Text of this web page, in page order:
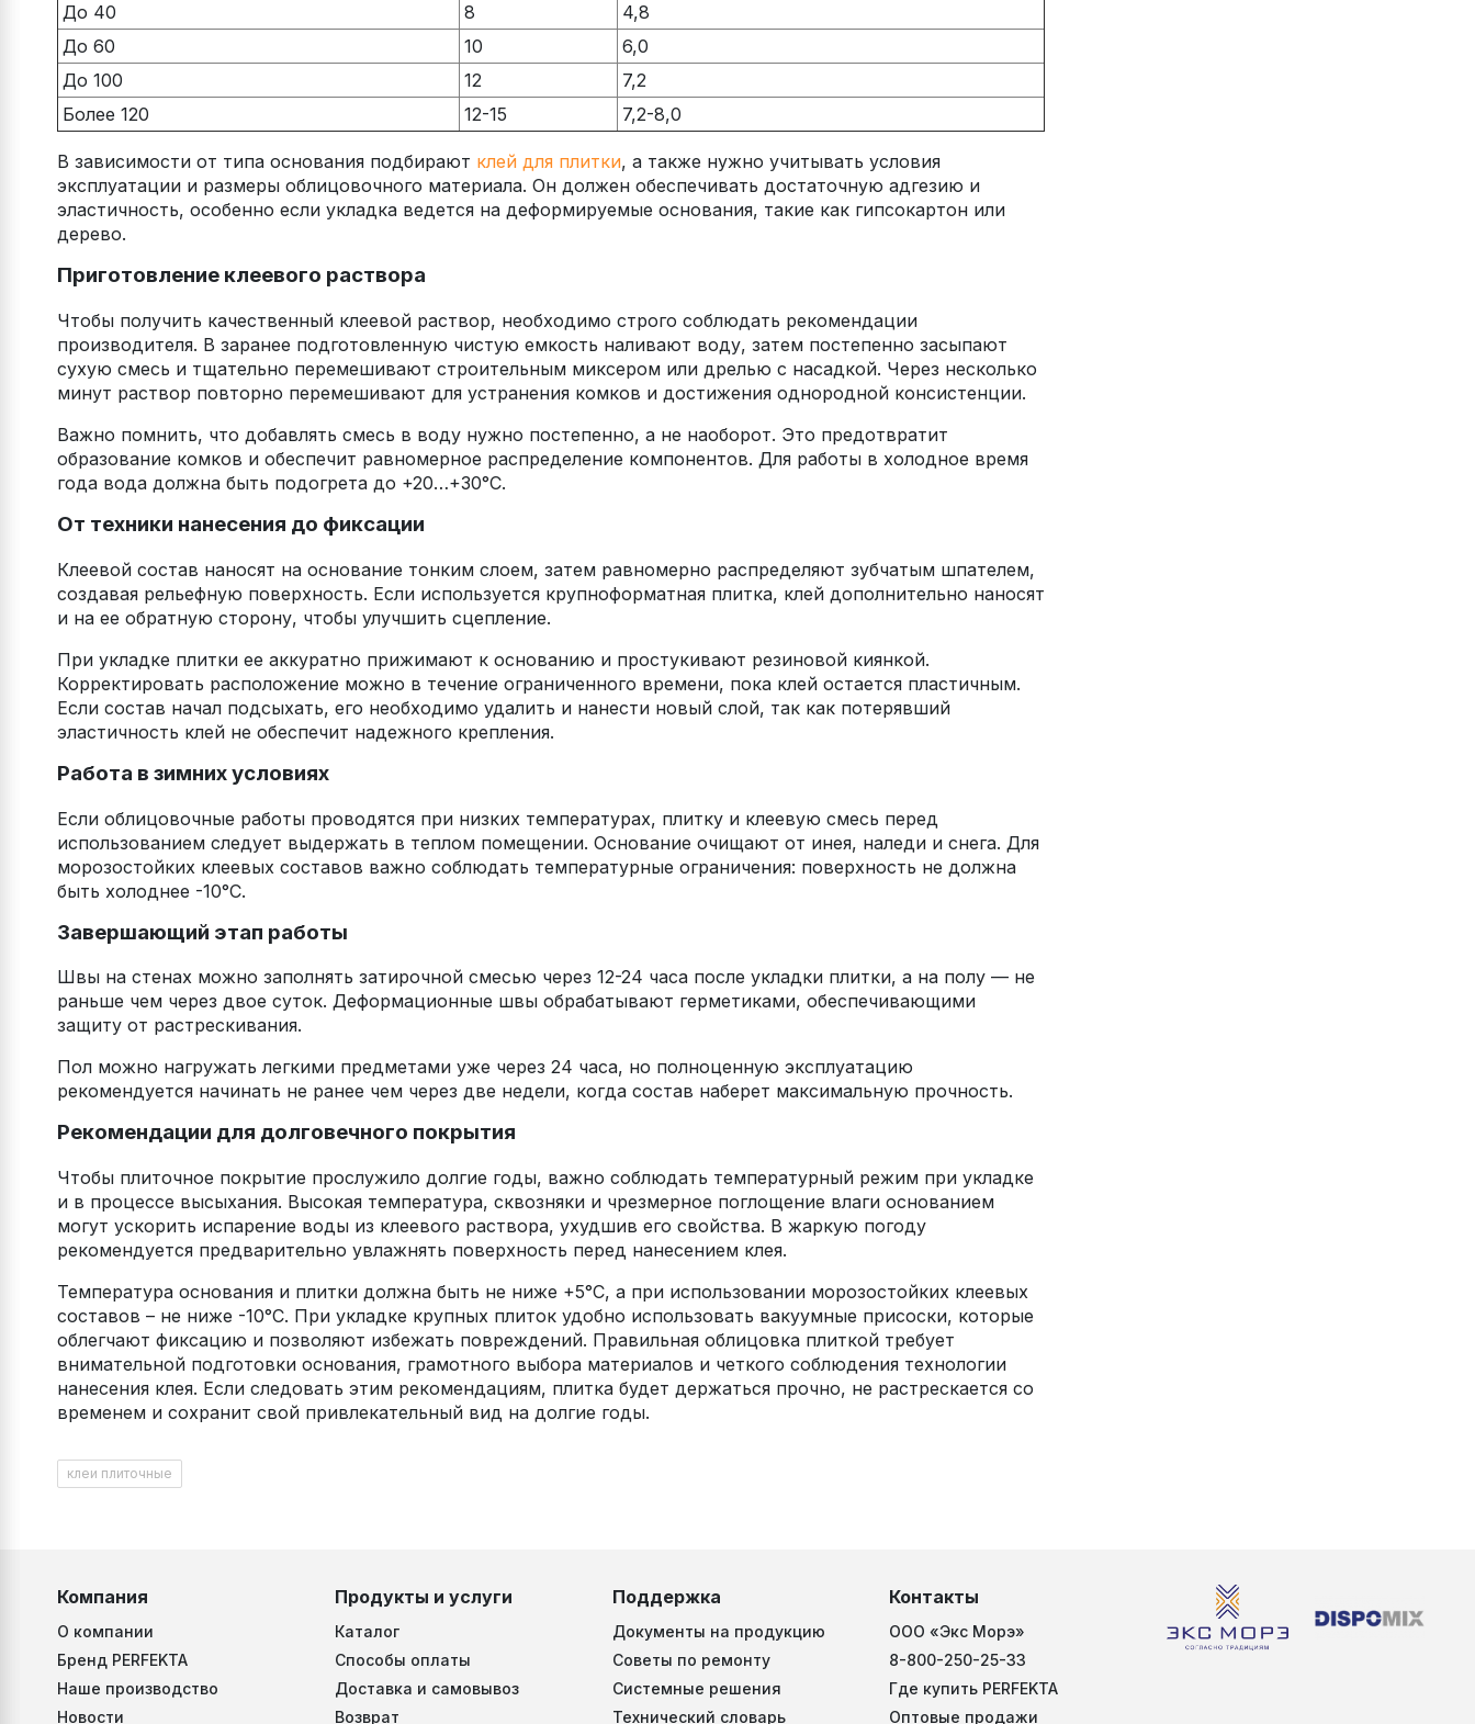
До 40
8
4,8
До 60
10
6,0
До 100
12
7,2
Более 120
12-15 7,2-8,0
В зависимости от типа основания подбирают клей для плитки, а также нужно учитывать условия
эксплуатации и размеры облицовочного материала. Он должен обеспечивать достаточную адгезию и
эластичность, особенно если укладка ведется на деформируемые основания, такие как гипсокартон или
дерево.
Приготовление клеевого раствора
Чтобы получить качественный клеевой раствор, необходимо строго соблюдать рекомендации
производителя. В заранее подготовленную чистую емкость наливают воду, затем постепенно засыпают
сухую смесь и тщательно перемешивают строительным миксером или дрелью с насадкой. Через несколько
минут раствор повторно перемешивают для устранения комков и достижения однородной консистенции.
Важно помнить, что добавлять смесь в воду нужно постепенно, а не наоборот. Это предотвратит
образование комков и обеспечит равномерное распределение компонентов. Для работы в холодное время
года вода должна быть подогрета до +20…+30°C.
От техники нанесения до фиксации
Клеевой состав наносят на основание тонким слоем, затем равномерно распределяют зубчатым шпателем,
создавая рельефную поверхность. Если используется крупноформатная плитка, клей дополнительно наносят
и на ее обратную сторону, чтобы улучшить сцепление.
При укладке плитки ее аккуратно прижимают к основанию и простукивают резиновой киянкой.
Корректировать расположение можно в течение ограниченного времени, пока клей остается пластичным.
Если состав начал подсыхать, его необходимо удалить и нанести новый слой, так как потерявший
эластичность клей не обеспечит надежного крепления.
Работа в зимних условиях
Если облицовочные работы проводятся при низких температурах, плитку и клеевую смесь перед
использованием следует выдержать в теплом помещении. Основание очищают от инея, наледи и снега. Для
морозостойких клеевых составов важно соблюдать температурные ограничения: поверхность не должна
быть холоднее -10°C.
Завершающий этап работы
Швы на стенах можно заполнять затирочной смесью через 12-24 часа после укладки плитки, а на полу — не
раньше чем через двое суток. Деформационные швы обрабатывают герметиками, обеспечивающими
защиту от растрескивания.
Пол можно нагружать легкими предметами уже через 24 часа, но полноценную эксплуатацию
рекомендуется начинать не ранее чем через две недели, когда состав наберет максимальную прочность.
Рекомендации для долговечного покрытия
Чтобы плиточное покрытие прослужило долгие годы, важно соблюдать температурный режим при укладке
и в процессе высыхания. Высокая температура, сквозняки и чрезмерное поглощение влаги основанием
могут ускорить испарение воды из клеевого раствора, ухудшив его свойства. В жаркую погоду
рекомендуется предварительно увлажнять поверхность перед нанесением клея.
Температура основания и плитки должна быть не ниже +5°C, а при использовании морозостойких клеевых
составов – не ниже -10°C. При укладке крупных плиток удобно использовать вакуумные присоски, которые
облегчают фиксацию и позволяют избежать повреждений. Правильная облицовка плиткой требует
внимательной подготовки основания, грамотного выбора материалов и четкого соблюдения технологии
нанесения клея. Если следовать этим рекомендациям, плитка будет держаться прочно, не растрескается со
временем и сохранит свой привлекательный вид на долгие годы.
клеи плиточные
Компания
О компании
Бренд PERFEKTA
Наше производство
Новости
Продукты и услуги
Каталог
Способы оплаты
Доставка и самовывоз
Возврат
Поддержка
Документы на продукцию
Советы по ремонту
Системные решения
Технический словарь
Контакты
ООО «Экс Морэ»
8-800-250-25-33
Где купить PERFEKTA
Оптовые продажи